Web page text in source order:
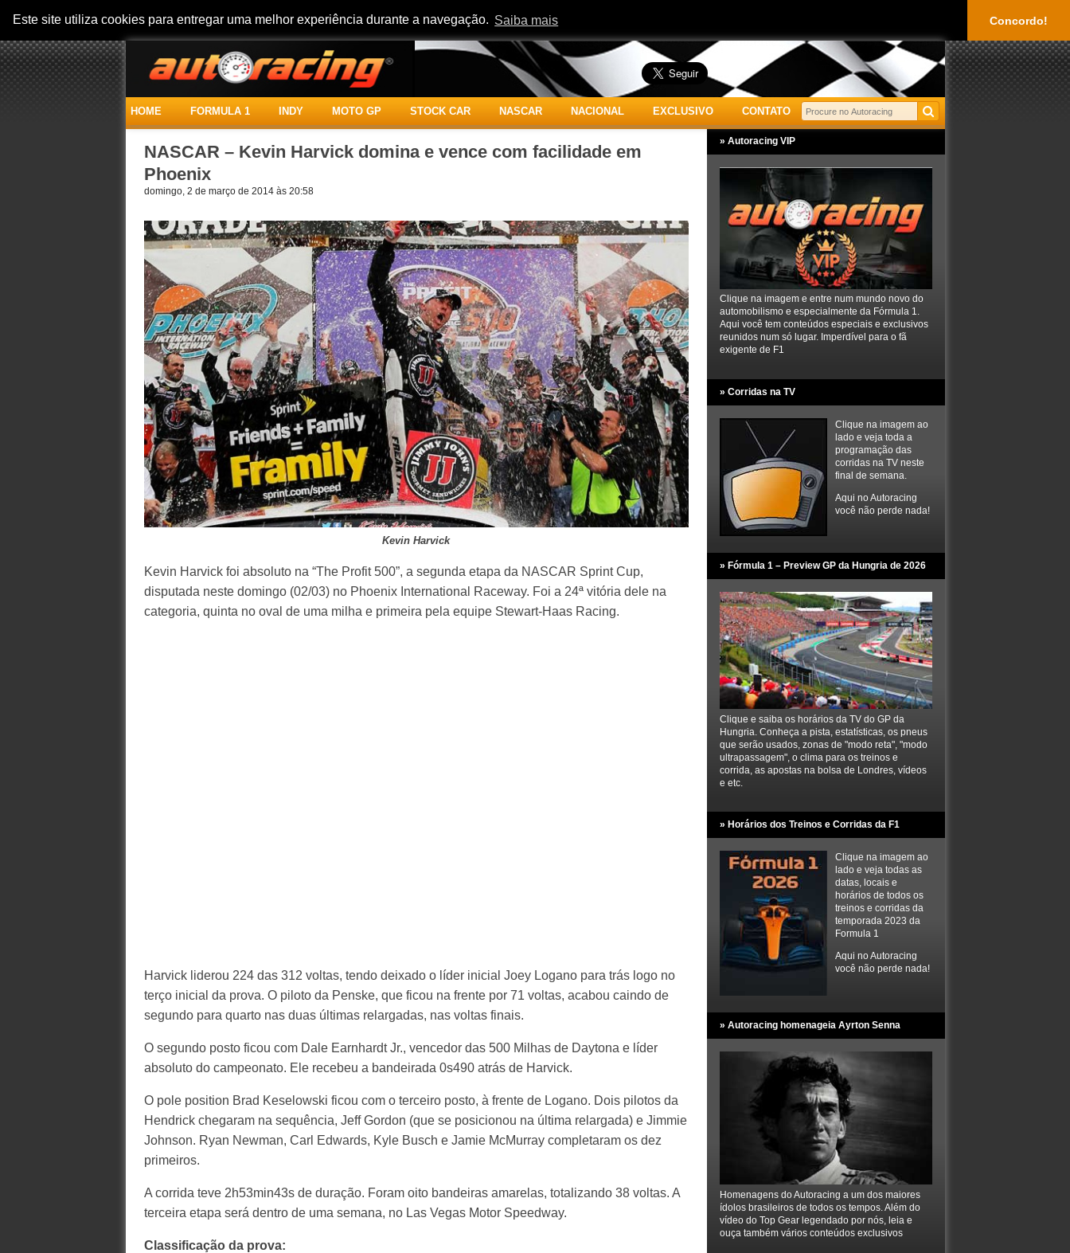
Este site utiliza cookies para entregar uma melhor experiência durante a navegação. Saiba mais Concordo!
HOME FORMULA 1 INDY MOTO GP STOCK CAR NASCAR NACIONAL EXCLUSIVO CONTATO
NASCAR – Kevin Harvick domina e vence com facilidade em
Phoenix
domingo, 2 de março de 2014 às 20:58
Kevin Harvick
Kevin Harvick foi absoluto na “The Profit 500”, a segunda etapa da NASCAR Sprint Cup,
disputada neste domingo (02/03) no Phoenix International Raceway. Foi a 24ª vitória dele na
categoria, quinta no oval de uma milha e primeira pela equipe Stewart-Haas Racing.
Harvick liderou 224 das 312 voltas, tendo deixado o líder inicial Joey Logano para trás logo no
terço inicial da prova. O piloto da Penske, que ficou na frente por 71 voltas, acabou caindo de
segundo para quarto nas duas últimas relargadas, nas voltas finais.
O segundo posto ficou com Dale Earnhardt Jr., vencedor das 500 Milhas de Daytona e líder
absoluto do campeonato. Ele recebeu a bandeirada 0s490 atrás de Harvick.
O pole position Brad Keselowski ficou com o terceiro posto, à frente de Logano. Dois pilotos da
Hendrick chegaram na sequência, Jeff Gordon (que se posicionou na última relargada) e Jimmie
Johnson. Ryan Newman, Carl Edwards, Kyle Busch e Jamie McMurray completaram os dez
primeiros.
A corrida teve 2h53min43s de duração. Foram oito bandeiras amarelas, totalizando 38 voltas. A
terceira etapa será dentro de uma semana, no Las Vegas Motor Speedway.
Classificação da prova:
» Autoracing VIP
Clique na imagem e entre num mundo novo do
automobilismo e especialmente da Fórmula 1.
Aqui você tem conteúdos especiais e exclusivos
reunidos num só lugar. Imperdível para o fã
exigente de F1
» Corridas na TV
Clique na imagem ao
lado e veja toda a
programação das
corridas na TV neste
final de semana.
Aqui no Autoracing
você não perde nada!
» Fórmula 1 – Preview GP da Hungria de 2026
Clique e saiba os horários da TV do GP da
Hungria. Conheça a pista, estatísticas, os pneus
que serão usados, zonas de "modo reta", "modo
ultrapassagem", o clima para os treinos e
corrida, as apostas na bolsa de Londres, vídeos
e etc.
» Horários dos Treinos e Corridas da F1
Clique na imagem ao
lado e veja todas as
datas, locais e
horários de todos os
treinos e corridas da
temporada 2023 da
Formula 1
Aqui no Autoracing
você não perde nada!
» Autoracing homenageia Ayrton Senna
Homenagens do Autoracing a um dos maiores
ídolos brasileiros de todos os tempos. Além do
vídeo do Top Gear legendado por nós, leia e
ouça também vários conteúdos exclusivos